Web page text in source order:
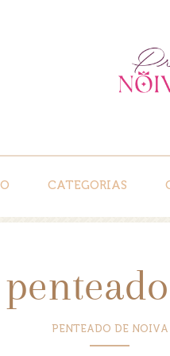
CATEGORIAS
PENTEADO DE NOIVA